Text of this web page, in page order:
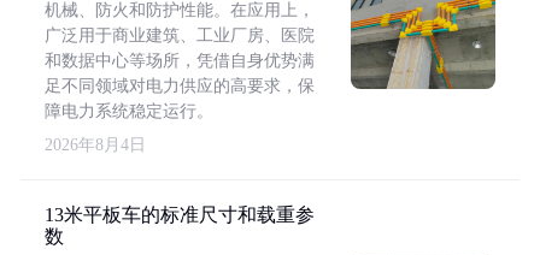
机械、防火和防护性能。在应用上，
广泛用于商业建筑、工业厂房、医院
和数据中心等场所，凭借自身优势满
足不同领域对电力供应的高要求，保
障电力系统稳定运行。
2026年8月4日
13米平板车的标准尺寸和载重参
数